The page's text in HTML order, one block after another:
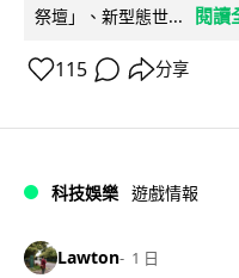
祭壇」、新型態世...
閱讀
115 分享
科技娛樂 遊戲情報
Lawton 1 日